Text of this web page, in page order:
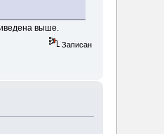
выше.
Записан